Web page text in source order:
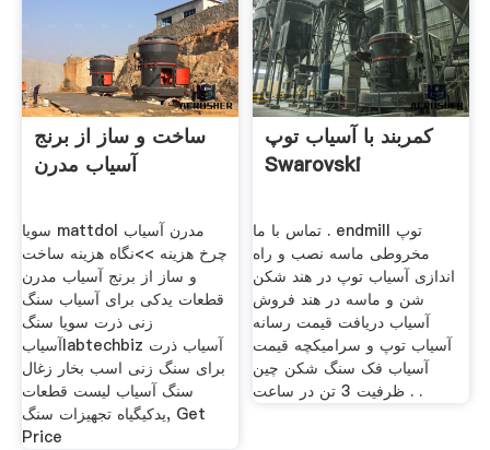
ساخت و ساز از برنج
آسیاب مدرن
سویا mattdol مدرن آسیاب
چرخ هزینه >>نگاه هزینه ساخت
و ساز از برنج آسیاب مدرن
قطعات یدکی برای آسیاب سنگ
زنی ذرت سویا سنگ
آسیابlabtechbiz آسیاب ذرت
برای سنگ زنی اسب بخار زغال
سنگ آسیاب لیست قطعات
یدکیگیاه تجهیزات سنگ, Get
Price
کمربند با آسیاب توپ
Swarovski
تماس با ما . endmill توپ
مخروطی ماسه نصب و راه
اندازی آسیاب توپ در هند شکن
شن و ماسه در هند فروش
آسیاب دریافت قیمت رسانه
آسیاب توپ و سرامیکچه قیمت
آسیاب فک سنگ شکن چین
ظرفیت 3 تن در ساعت . .